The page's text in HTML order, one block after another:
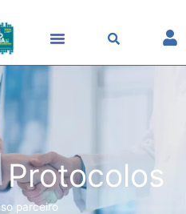
Protocolos
parceiro